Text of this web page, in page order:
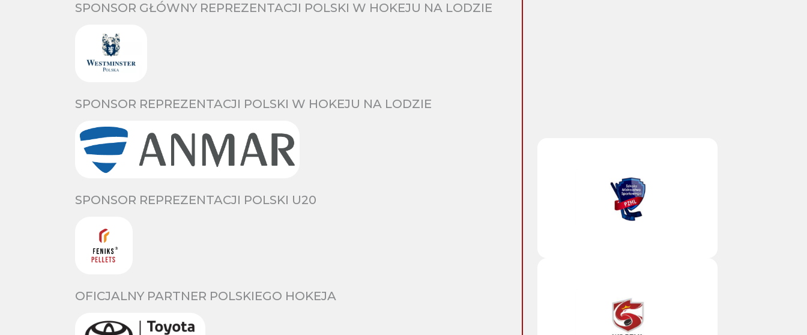
SPONSOR GŁÓWNY REPREZENTACJI POLSKI W HOKEJU NA LODZIE
SPONSOR REPREZENTACJI POLSKI W HOKEJU NA LODZIE
SPONSOR REPREZENTACJI POLSKI U20
OFICJALNY PARTNER POLSKIEGO HOKEJA